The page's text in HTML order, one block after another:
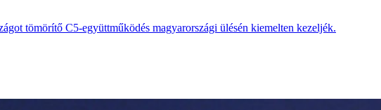
tömörítő C5-együttműködés magyarországi ülésén kiemelten kezeljék.